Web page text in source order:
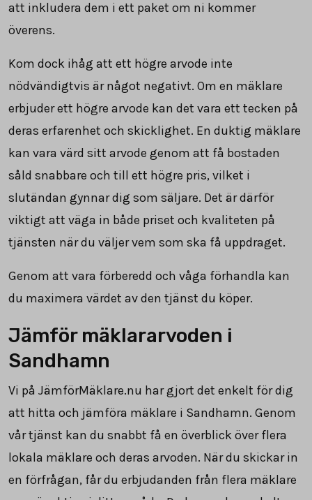
att inkludera dem i ett paket om ni kommer
överens.
Kom dock ihåg att ett högre arvode inte
nödvändigtvis är något negativt. Om en mäklare
erbjuder ett högre arvode kan det vara ett tecken på
deras erfarenhet och skicklighet. En duktig mäklare
kan vara värd sitt arvode genom att få bostaden
såld snabbare och till ett högre pris, vilket i
slutändan gynnar dig som säljare. Det är därför
viktigt att väga in både priset och kvaliteten på
tjänsten när du väljer vem som ska få uppdraget.
Genom att vara förberedd och våga förhandla kan
du maximera värdet av den tjänst du köper.
Jämför mäklararvoden i
Sandhamn
Vi på JämförMäklare.nu har gjort det enkelt för dig
att hitta och jämföra mäklare i Sandhamn. Genom
vår tjänst kan du snabbt få en överblick över flera
lokala mäklare och deras arvoden. När du skickar in
en förfrågan, får du erbjudanden från flera mäklare